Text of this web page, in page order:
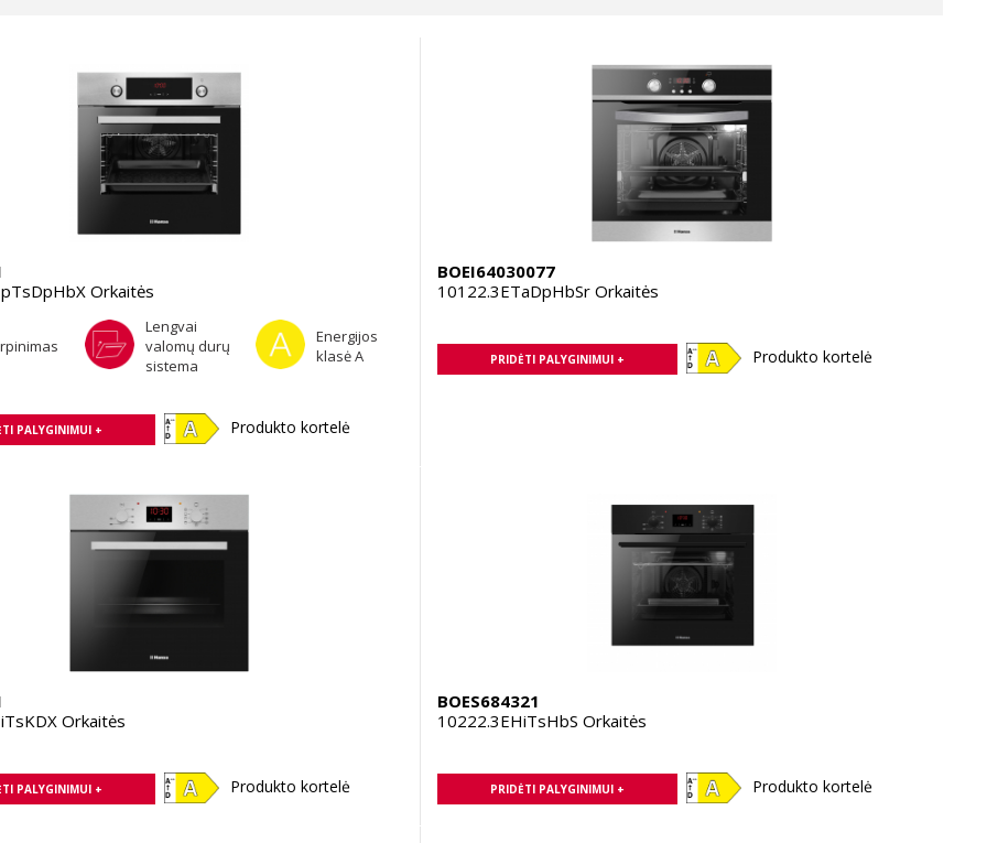
Orkaitės
Lengvai
valomų durų
sistema
Energijos
klasė A
PALYGINIMUI + Produkto kortelė
BOEI64030077
10122.3ETaDpHbSr Orkaitės
PRIDĖTI PALYGINIMUI + Produkto kortelė
Orkaitės
PALYGINIMUI + Produkto kortelė
BOES684321
10222.3EHiTsHbS Orkaitės
PRIDĖTI PALYGINIMUI + Produkto kortelė